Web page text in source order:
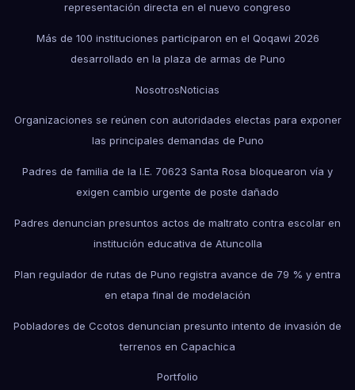
representación directa en el nuevo congreso
Más de 100 instituciones participaron en el Qoqawi 2026
desarrollado en la plaza de armas de Puno
NosotrosNoticias
Organizaciones se reúnen con autoridades electas para exponer
las principales demandas de Puno
Padres de familia de la I.E. 70623 Santa Rosa bloquearon vía y
exigen cambio urgente de poste dañado
Padres denuncian presuntos actos de maltrato contra escolar en
institución educativa de Atuncolla
Plan regulador de rutas de Puno registra avance de 79 % y entra
en etapa final de modelación
Pobladores de Ccotos denuncian presunto intento de invasión de
terrenos en Capachica
Portfolio